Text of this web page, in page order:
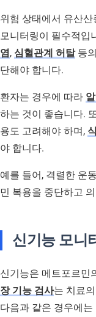
위험 상태에서 유산
모니터링이 필수적입
염, 심혈관계 허탈등
단해야 합니다.
환자는 경우에 따라
하는 것이 좋습니다.
용도 고려해야 하며,
야 합니다.
예를 들어, 격렬한 운
민 복용을 중단하고
신기능 모니
신기능은 메트포르민
장 기능 검사는 치료
다음과 같은 경우에